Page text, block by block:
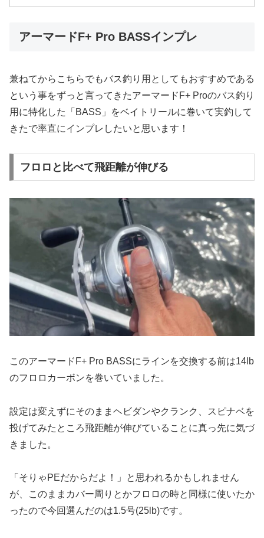
アーマードF+ Pro BASSインプレ
兼ねてからこちらでもバス釣り用としてもおすすめである
という事をずっと言ってきたアーマードF+ Proのバス釣り
用に特化した「BASS」をベイトリールに巻いて実釣して
きたで率直にインプレしたいと思います！
フロロと比べて飛距離が伸びる
このアーマードF+ Pro BASSにラインを交換する前は14lb
のフロロカーボンを巻いていました。
設定は変えずにそのままヘビダンやクランク、スピナベを
投げてみたところ飛距離が伸びていることに真っ先に気づ
きました。
「そりゃPEだからだよ！」と思われるかもしれません
が、このままカバー周りとかフロロの時と同様に使いたか
ったので今回選んだのは1.5号(25lb)です。